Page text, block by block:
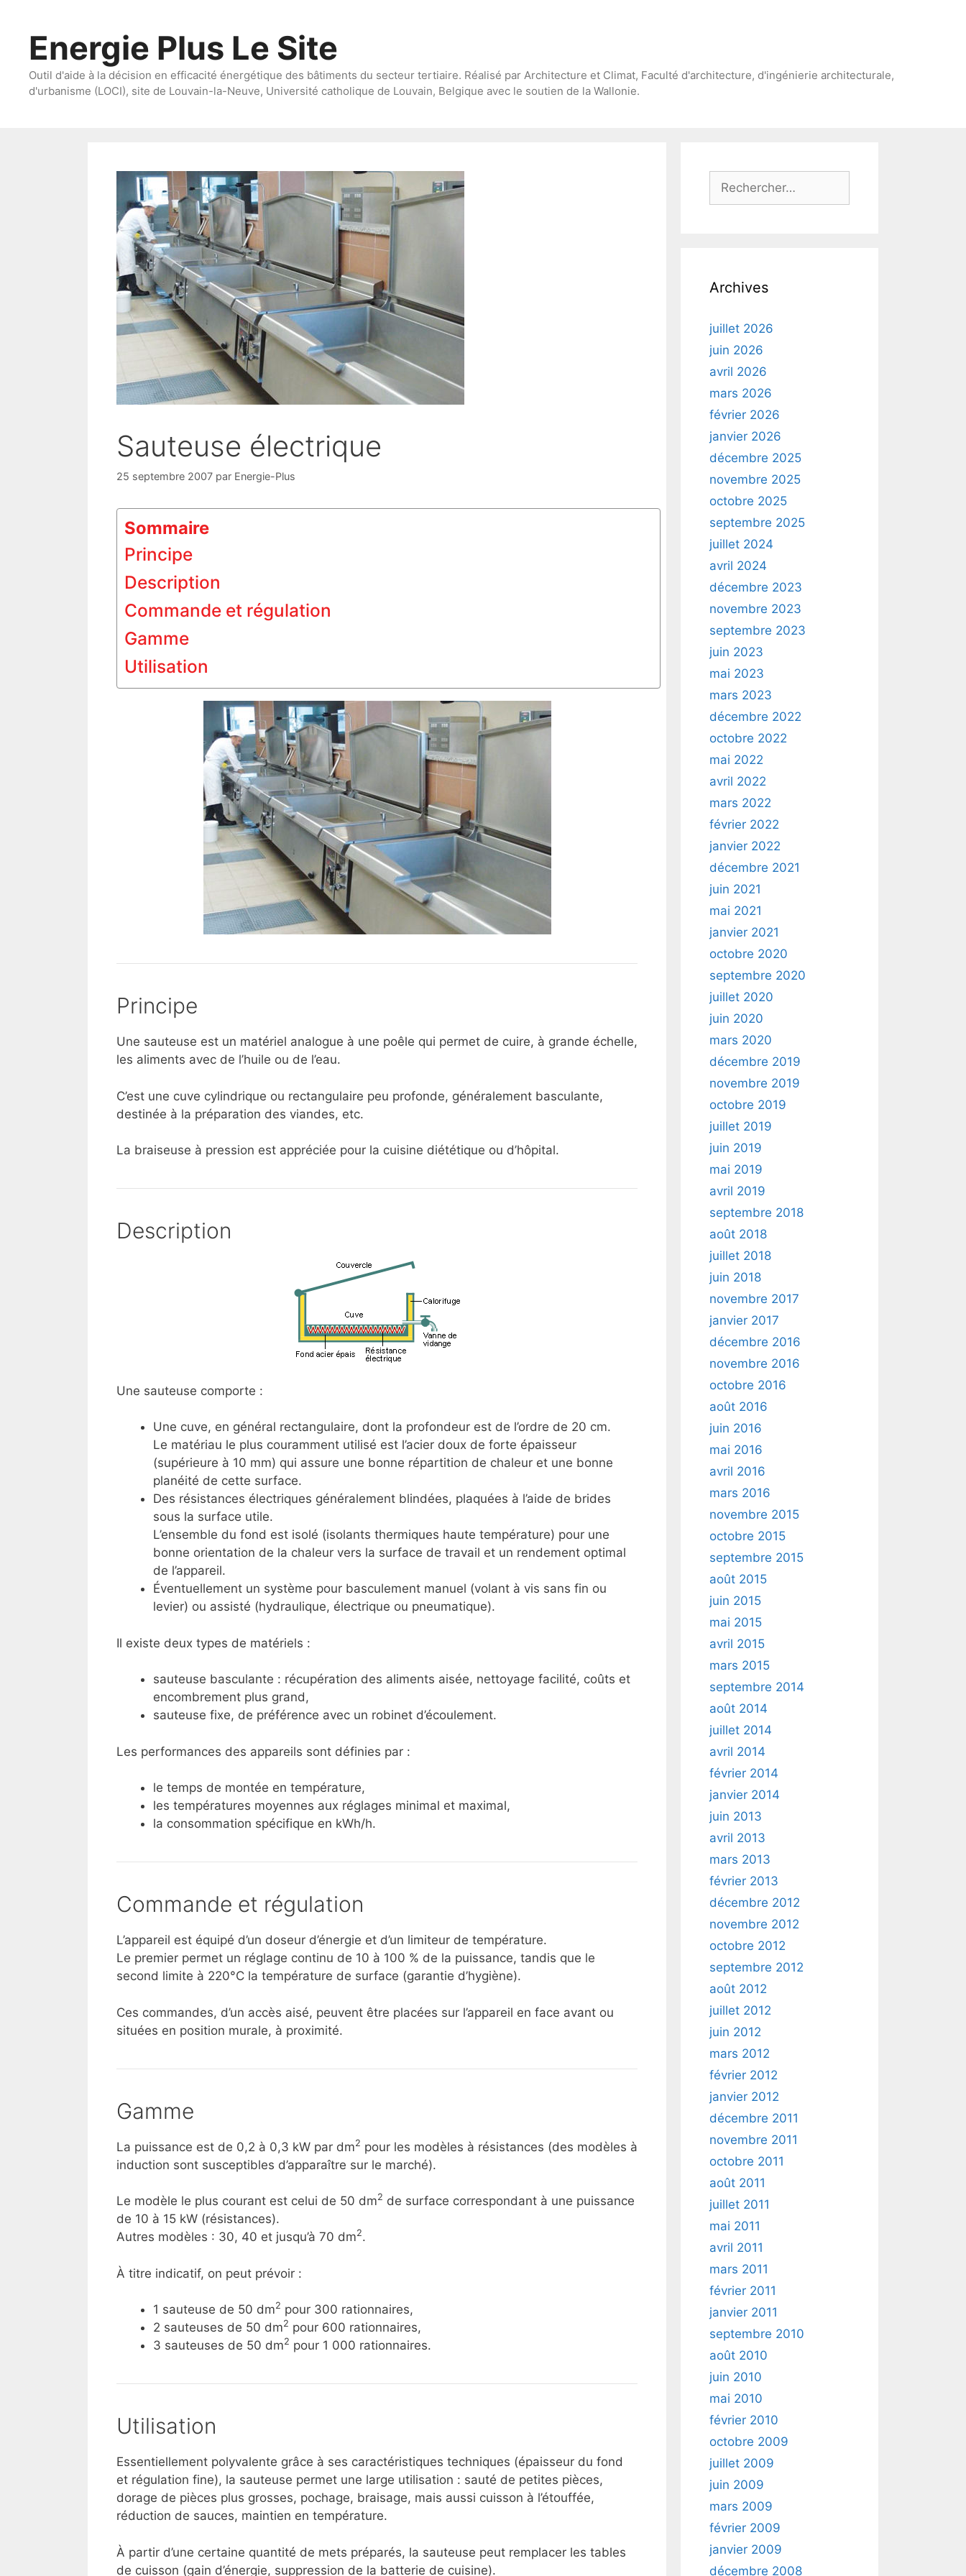
contenuEnergie Plus Le Site
Outil d'aide à la décision en efficacité énergétique des bâtiments du secteur tertiaire. Réalisé par Architecture et Climat, Faculté d'architecture, d'ingénierie architecturale,
d'urbanisme (LOCI), site de Louvain-la-Neuve, Université catholique de Louvain, Belgique avec le soutien de la Wallonie.
Sauteuse électrique
25 septembre 2007 par Energie-Plus
Sommaire
Principe
Description
Commande et régulation
Gamme
Utilisation
Principe
Une sauteuse est un matériel analogue à une poêle qui permet de cuire, à grande échelle,
les aliments avec de l’huile ou de l’eau.
C’est une cuve cylindrique ou rectangulaire peu profonde, généralement basculante,
destinée à la préparation des viandes, etc.
La braiseuse à pression est appréciée pour la cuisine diététique ou d’hôpital.
Description
Une sauteuse comporte :
Une cuve, en général rectangulaire, dont la profondeur est de l’ordre de 20 cm.
Le matériau le plus couramment utilisé est l’acier doux de forte épaisseur
(supérieure à 10 mm) qui assure une bonne répartition de chaleur et une bonne
planéité de cette surface.
Des résistances électriques généralement blindées, plaquées à l’aide de brides
sous la surface utile.
L’ensemble du fond est isolé (isolants thermiques haute température) pour une
bonne orientation de la chaleur vers la surface de travail et un rendement optimal
de l’appareil.
Éventuellement un système pour basculement manuel (volant à vis sans fin ou
levier) ou assisté (hydraulique, électrique ou pneumatique).
Il existe deux types de matériels :
sauteuse basculante : récupération des aliments aisée, nettoyage facilité, coûts et
encombrement plus grand,
sauteuse fixe, de préférence avec un robinet d’écoulement.
Les performances des appareils sont définies par :
le temps de montée en température,
les températures moyennes aux réglages minimal et maximal,
la consommation spécifique en kWh/h.
Commande et régulation
L’appareil est équipé d’un doseur d’énergie et d’un limiteur de température.
Le premier permet un réglage continu de 10 à 100 % de la puissance, tandis que le
second limite à 220°C la température de surface (garantie d’hygiène).
Ces commandes, d’un accès aisé, peuvent être placées sur l’appareil en face avant ou
situées en position murale, à proximité.
Gamme
La puissance est de 0,2 à 0,3 kW par dm2 pour les modèles à résistances (des modèles à
induction sont susceptibles d’apparaître sur le marché).
Le modèle le plus courant est celui de 50 dm2 de surface correspondant à une puissance
de 10 à 15 kW (résistances).
Autres modèles : 30, 40 et jusqu’à 70 dm2.
À titre indicatif, on peut prévoir :
1 sauteuse de 50 dm2 pour 300 rationnaires,
2 sauteuses de 50 dm2 pour 600 rationnaires,
3 sauteuses de 50 dm2 pour 1 000 rationnaires.
Utilisation
Essentiellement polyvalente grâce à ses caractéristiques techniques (épaisseur du fond
et régulation fine), la sauteuse permet une large utilisation : sauté de petites pièces,
dorage de pièces plus grosses, pochage, braisage, mais aussi cuisson à l’étouffée,
réduction de sauces, maintien en température.
À partir d’une certaine quantité de mets préparés, la sauteuse peut remplacer les tables
de cuisson (gain d’énergie, suppression de la batterie de cuisine).
Rechercher :
Archives
juillet 2026
juin 2026
avril 2026
mars 2026
février 2026
janvier 2026
décembre 2025
novembre 2025
octobre 2025
septembre 2025
juillet 2024
avril 2024
décembre 2023
novembre 2023
septembre 2023
juin 2023
mai 2023
mars 2023
décembre 2022
octobre 2022
mai 2022
avril 2022
mars 2022
février 2022
janvier 2022
décembre 2021
juin 2021
mai 2021
janvier 2021
octobre 2020
septembre 2020
juillet 2020
juin 2020
mars 2020
décembre 2019
novembre 2019
octobre 2019
juillet 2019
juin 2019
mai 2019
avril 2019
septembre 2018
août 2018
juillet 2018
juin 2018
novembre 2017
janvier 2017
décembre 2016
novembre 2016
octobre 2016
août 2016
juin 2016
mai 2016
avril 2016
mars 2016
novembre 2015
octobre 2015
septembre 2015
août 2015
juin 2015
mai 2015
avril 2015
mars 2015
septembre 2014
août 2014
juillet 2014
avril 2014
février 2014
janvier 2014
juin 2013
avril 2013
mars 2013
février 2013
décembre 2012
novembre 2012
octobre 2012
septembre 2012
août 2012
juillet 2012
juin 2012
mars 2012
février 2012
janvier 2012
décembre 2011
novembre 2011
octobre 2011
août 2011
juillet 2011
mai 2011
avril 2011
mars 2011
février 2011
janvier 2011
septembre 2010
août 2010
juin 2010
mai 2010
février 2010
octobre 2009
juillet 2009
juin 2009
mars 2009
février 2009
janvier 2009
décembre 2008